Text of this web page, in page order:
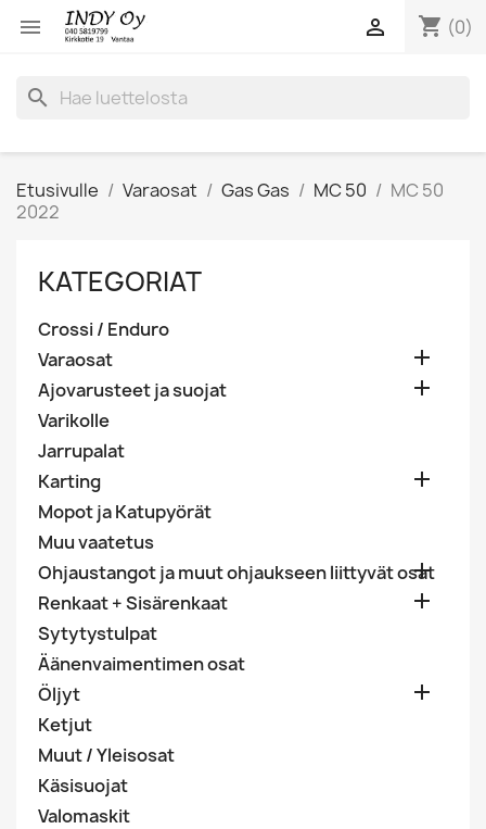
 shopping_cart (0)

search
Etusivulle Varaosat Gas Gas MC 50
MC 50
2022
KATEGORIAT
Crossi / Enduro
Varaosat

Ajovarusteet ja suojat 
Varikolle
Jarrupalat
Karting

Mopot ja Katupyörät
Muu vaatetus
Ohjaustangot ja muut ohjaukseen liittyvät osat

Renkaat + Sisärenkaat 
Sytytystulpat
Äänenvaimentimen osat
Öljyt

Ketjut
Muut / Yleisosat
Käsisuojat
Valomaskit